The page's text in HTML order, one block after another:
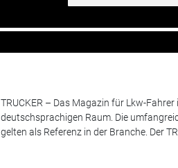
TRUCKER – Das Magazin für Lkw-
deutschsprachigen Raum. Die
gelten als Referenz in der Branche. Der